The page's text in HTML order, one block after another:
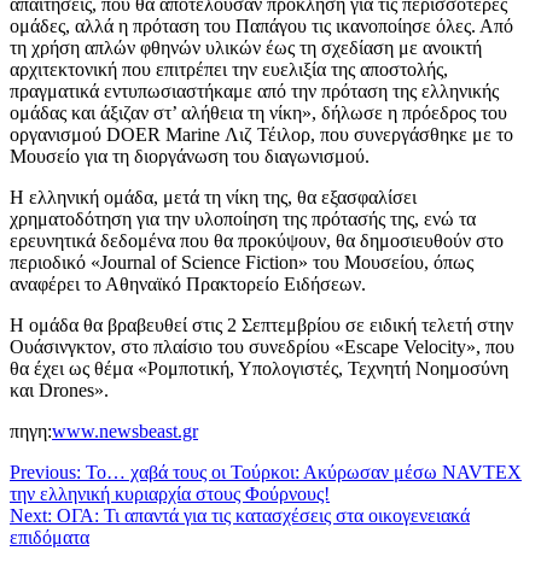
απαιτήσεις, που θα αποτελούσαν πρόκληση για τις περισσότερες
ομάδες, αλλά η πρόταση του Παπάγου τις ικανοποίησε όλες. Από
τη χρήση απλών φθηνών υλικών έως τη σχεδίαση με ανοικτή
αρχιτεκτονική που επιτρέπει την ευελιξία της αποστολής,
πραγματικά εντυπωσιαστήκαμε από την πρόταση της ελληνικής
ομάδας και άξιζαν στ’ αλήθεια τη νίκη», δήλωσε η πρόεδρος του
οργανισμού DOER Marine Λιζ Τέιλορ, που συνεργάσθηκε με το
Μουσείο για τη διοργάνωση του διαγωνισμού.
Η ελληνική ομάδα, μετά τη νίκη της, θα εξασφαλίσει
χρηματοδότηση για την υλοποίηση της πρότασής της, ενώ τα
ερευνητικά δεδομένα που θα προκύψουν, θα δημοσιευθούν στο
περιοδικό «Journal of Science Fiction» του Μουσείου, όπως
αναφέρει το Αθηναϊκό Πρακτορείο Ειδήσεων.
Η ομάδα θα βραβευθεί στις 2 Σεπτεμβρίου σε ειδική τελετή στην
Ουάσινγκτον, στο πλαίσιο του συνεδρίου «Escape Velocity», που
θα έχει ως θέμα «Ρομποτική, Υπολογιστές, Τεχνητή Νοημοσύνη
και Drones».
πηγη:www.newsbeast.gr
Previous: Το… χαβά τους οι Τούρκοι: Ακύρωσαν μέσω NAVTEX
την ελληνική κυριαρχία στους Φούρνους!
Next: ΟΓΑ: Τι απαντά για τις κατασχέσεις στα οικογενειακά
επιδόματα